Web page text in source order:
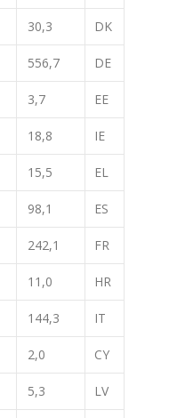
30,3 DK
556,7 DE
3,7 EE
18,8 IE
15,5 EL
98,1 ES
242,1 FR
11,0 HR
144,3 IT
2,0 CY
5,3 LV